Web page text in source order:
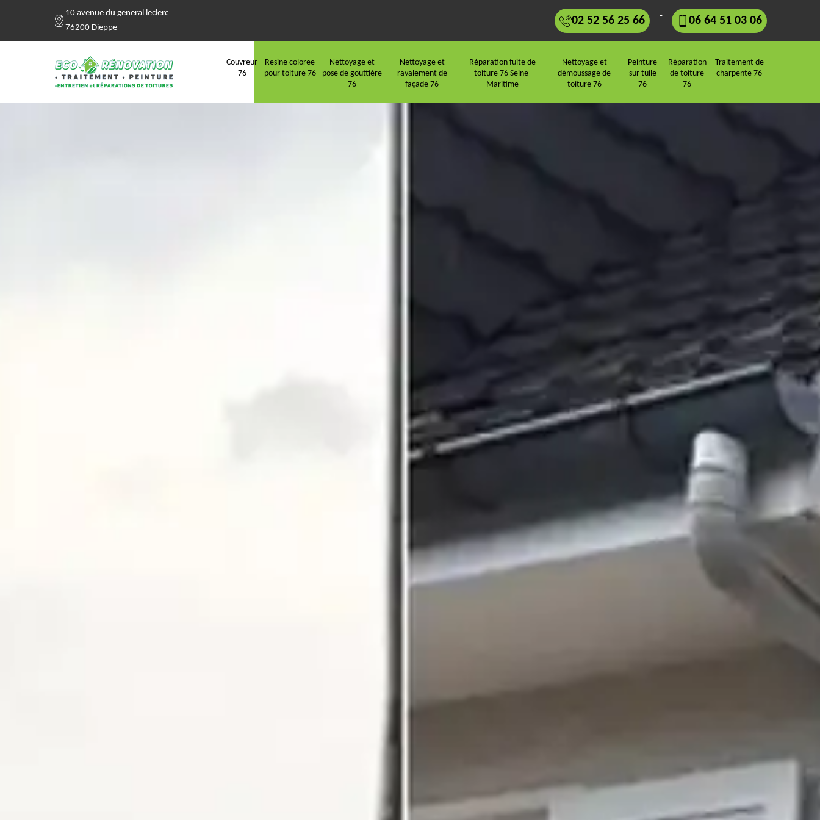
10 avenue du general leclerc
76200 Dieppe
02 52 56 25 66 - 06 64 51 03 06
Couvreur
76
Resine coloree
pour toiture 76
Nettoyage et
pose de gouttière
76
Nettoyage et
ravalement de
façade 76
Réparation fuite de
toiture 76 Seine-
Maritime
Nettoyage et
démoussage de
toiture 76
Peinture
sur tuile
76
Réparation
de toiture
76
Traitement de
charpente 76